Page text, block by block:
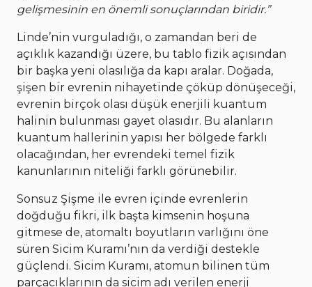
gelişmesinin en önemli sonuçlarından biridir.”
Linde’nin vurguladığı, o zamandan beri de
açıklık kazandığı üzere, bu tablo fizik açısından
bir başka yeni olasılığa da kapı aralar. Doğada,
şişen bir evrenin nihayetinde çöküp dönüşeceği,
evrenin birçok olası düşük enerjili kuantum
halinin bulunması gayet olasıdır. Bu alanların
kuantum hallerinin yapısı her bölgede farklı
olacağından, her evrendeki temel fizik
kanunlarının niteliği farklı görünebilir.
Sonsuz Şişme ile evren içinde evrenlerin
doğduğu fikri, ilk başta kimsenin hoşuna
gitmese de, atomaltı boyutların varlığını öne
süren Sicim Kuramı’nın da verdiği destekle
güçlendi. Sicim Kuramı, atomun bilinen tüm
parçacıklarının da sicim adı verilen enerji